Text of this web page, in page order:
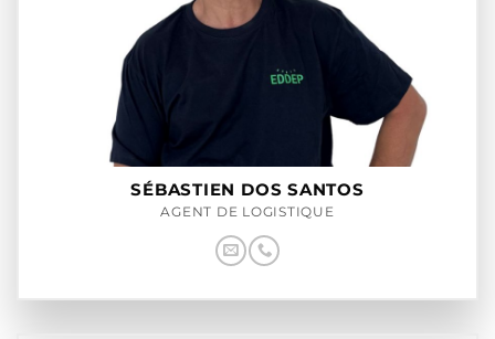
SÉBASTIEN DOS SANTOS
AGENT DE LOGISTIQUE